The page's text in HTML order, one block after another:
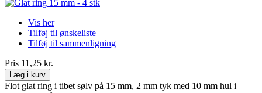
Vis her
Tilføj til ønskeliste
Tilføj til sammenligning
Pris 11,25 kr.
Læg i kurv
Flot glat ring i tibet sølv på 15 mm, 2 mm tyk med 10 mm hul i